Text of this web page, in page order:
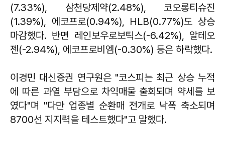
(7.33%), 삼천당제약(2.48%), 코오롱티슈진
(1.39%), 에코프로(0.94%), HLB(0.77%)도 상승
마감했다. 반면 레인보우로보틱스(-6.42%), 알테오
젠(-2.94%), 에코프로비엠(-0.30%) 등은 하락했다.
이경민 대신증권 연구원은 "코스피는 최근 상승 누적
에 따른 과열 부담으로 차익매물 출회되며 약세를 보
였다"며 "다만 업종별 순환매 전개로 낙폭 축소되며
8700선 지지력을 테스트했다"고 말했다.